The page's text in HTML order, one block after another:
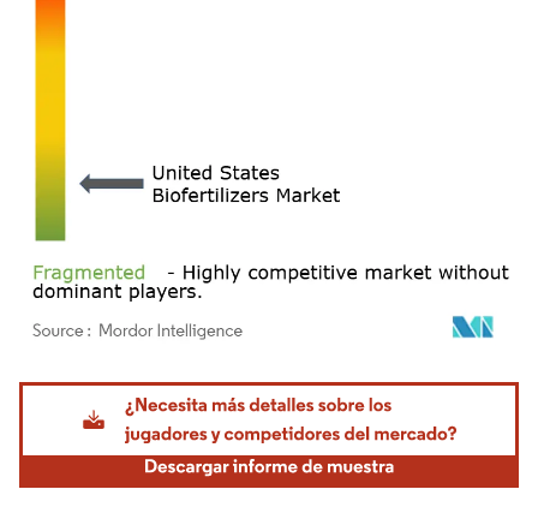
Imagen © Mordor Intelligence. El uso requiere atribución según CC BY 4.0.